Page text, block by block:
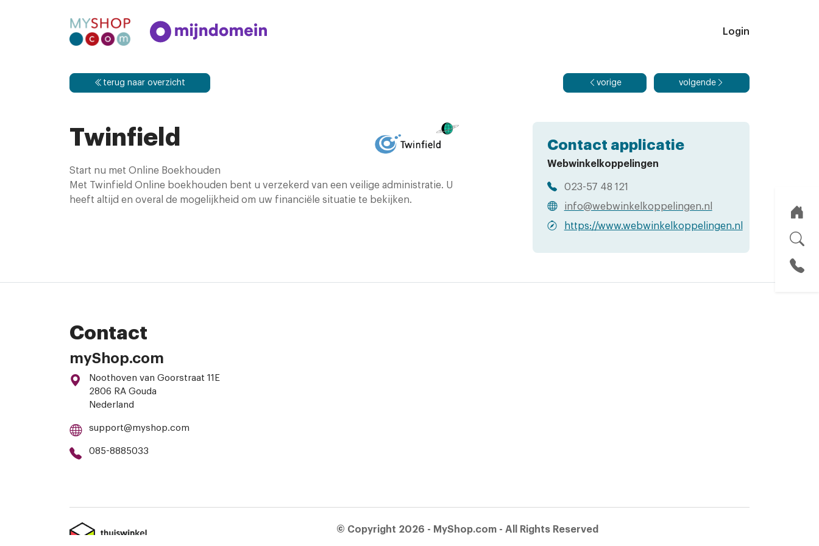
Login
terug naar overzicht vorige volgende
Twinfield
Start nu met Online Boekhouden
Met Twinfield Online boekhouden bent u verzekerd van een veilige administratie. U
heeft altijd en overal de mogelijkheid om uw financiële situatie te bekijken.
Contact applicatie
Webwinkelkoppelingen
023-57 48 121
info@webwinkelkoppelingen.nl
https://www.webwinkelkoppelingen.nl
Contact
myShop.com
Noothoven van Goorstraat 11E
2806 RA Gouda
Nederland
support@myshop.com
085-8885033
© Copyright 2026 - MyShop.com - All Rights Reserved